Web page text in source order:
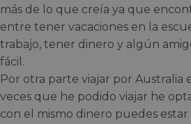
más de lo que creía ya que
entre tener vacaciones en la
trabajo, tener dinero y algún
fácil.
Por otra parte viajar por Australia
veces que he podido viajar he
con el mismo dinero puedes estar